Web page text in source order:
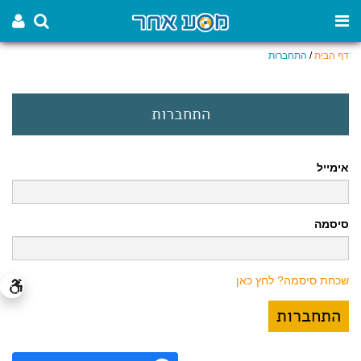
דף הבית/ התחברות
התחברות
אימייל
סיסמה
שכחת סיסמה? לחץ כאן